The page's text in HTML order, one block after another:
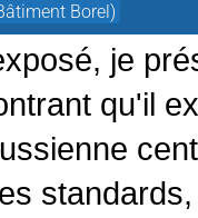
Borel)
je
qu'il